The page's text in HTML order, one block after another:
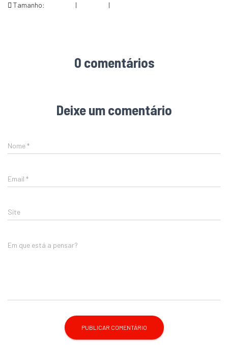
Tamanho: | |
0 comentários
Deixe um comentário
Nome*
Email *
Site
Em que está a pensar?